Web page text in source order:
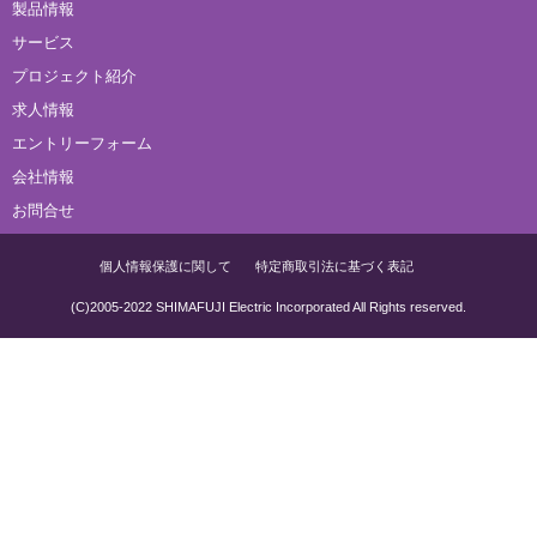
製品情報
サービス
プロジェクト紹介
求人情報
エントリーフォーム
会社情報
お問合せ
個人情報保護に関して 特定商取引法に基づく表記
(C)2005-2022 SHIMAFUJI Electric Incorporated All Rights reserved.